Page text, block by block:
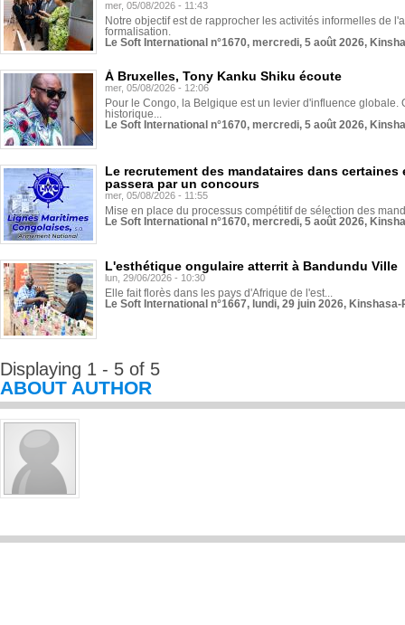
mer, 05/08/2026 - 11:43
Notre objectif est de rapprocher les activités informelles de
formalisation.
Le Soft International n°1670, mercredi, 5 août 2026,
À Bruxelles, Tony Kanku Shiku écoute
mer, 05/08/2026 - 12:06
Pour le Congo, la Belgique est un levier d'influence globale.
historique...
Le Soft International n°1670, mercredi, 5 août 2026,
Le recrutement des mandataires dans
passera par un concours
mer, 05/08/2026 - 11:55
Mise en place du processus compétitif de sélection des
Le Soft International n°1670, mercredi, 5 août 2026,
L'esthétique ongulaire atterrit à Bandundu Ville
lun, 29/06/2026 - 10:30
Elle fait florès dans les pays d'Afrique de l'est...
Le Soft International n°1667, lundi, 29 juin 2026,
Displaying 1 - 5 of 5
ABOUT AUTHOR